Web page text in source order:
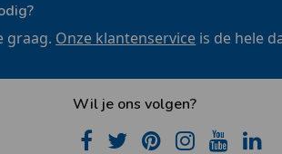
graag. Onze klantenservice is de hele
Wil je ons volgen?